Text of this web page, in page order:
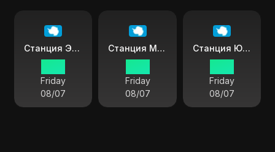
Станция Эсперанса
Friday
08/07
Станция Маррамбио Коммодор
Friday
08/07
Станция Юбани
Friday
08/07